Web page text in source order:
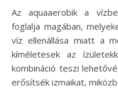
Az aquaaerobik a
foglalja magában,
víz ellenállása miatt a
kíméletesek az
kombináció teszi
erősítsék izmaikat,